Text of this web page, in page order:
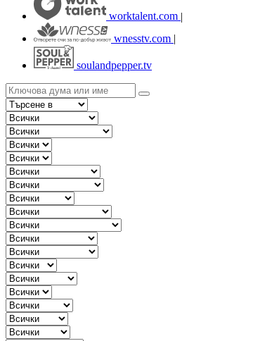
worktalent.com |
wnesstv.com |
soulandpepper.tv